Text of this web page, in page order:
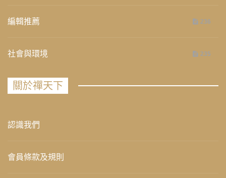
編輯推薦 236
社會與環境 235
關於禪天下
認識我們
會員條款及規則